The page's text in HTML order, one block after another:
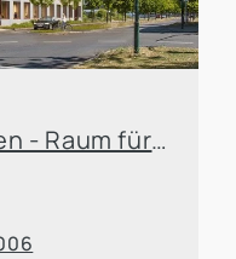
Loftoffice Leverkusen - Raum für Wachstum